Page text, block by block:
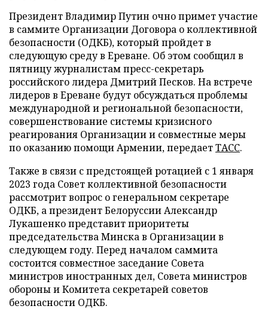
Президент Владимир Путин очно примет участие
в саммите Организации Договора о коллективной
безопасности (ОДКБ), который пройдет в
следующую среду в Ереване. Об этом сообщил в
пятницу журналистам пресс-секретарь
российского лидера Дмитрий Песков. На встрече
лидеров в Ереване будут обсуждаться проблемы
международной и региональной безопасности,
совершенствование системы кризисного
реагирования Организации и совместные меры
по оказанию помощи Армении, передаетТАСС.
Также в связи с предстоящей ротацией с 1 января
2023 года Совет коллективной безопасности
рассмотрит вопрос о генеральном секретаре
ОДКБ, а президент Белоруссии Александр
Лукашенко представит приоритеты
председательства Минска в Организации в
следующем году. Перед началом саммита
состоится совместное заседание Совета
министров иностранных дел, Совета министров
обороны и Комитета секретарей советов
безопасности ОДКБ.